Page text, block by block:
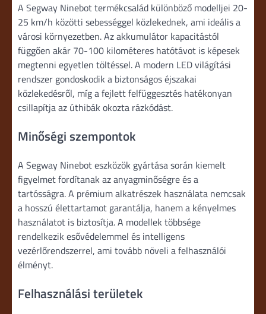
A Segway Ninebot termékcsalád különböző modelljei 20-
25 km/h közötti sebességgel közlekednek, ami ideális a
városi környezetben. Az akkumulátor kapacitástól
függően akár 70-100 kilométeres hatótávot is képesek
megtenni egyetlen töltéssel. A modern LED világítási
rendszer gondoskodik a biztonságos éjszakai
közlekedésről, míg a fejlett felfüggesztés hatékonyan
csillapítja az úthibák okozta rázkódást.
Minőségi szempontok
A Segway Ninebot eszközök gyártása során kiemelt
figyelmet fordítanak az anyagminőségre és a
tartósságra. A prémium alkatrészek használata nemcsak
a hosszú élettartamot garantálja, hanem a kényelmes
használatot is biztosítja. A modellek többsége
rendelkezik esővédelemmel és intelligens
vezérlőrendszerrel, ami tovább növeli a felhasználói
élményt.
Felhasználási területek